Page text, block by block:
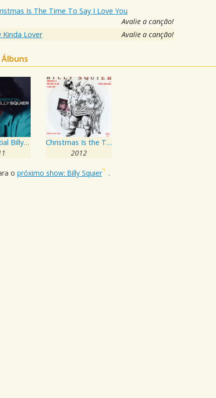
Is The Time To Say I Love You
Avalie a canção!
Kinda Lover Avalie a canção!
Álbuns
The Essential Billy Squier
Christmas Is the Time to Say "I Love You"
2012
o próximo show: Billy Squier .